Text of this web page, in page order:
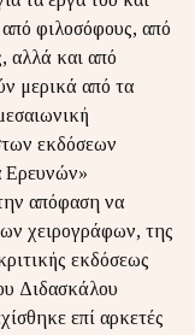
φιλοσόφους, από
αλλά και από
μερικά από τα
εκδόσεων
Ερευνών»
απόφαση να
χειρογράφων, της
εκδόσεως
Διδασκάλου
επί αρκετές